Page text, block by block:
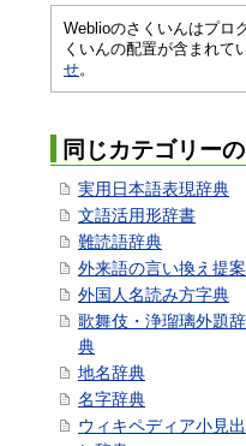
Weblioのさくいんはプロ
くいんの配置が含まれて
せ。
同じカテゴリー
実用日本語表現辞典
文語活用形辞書
難読語辞典
外来語の言い換え提案
外国人名読み方字典
歌舞伎・浄瑠璃外題辞
典
地名辞典
名字辞典
ウィキペディア小見出